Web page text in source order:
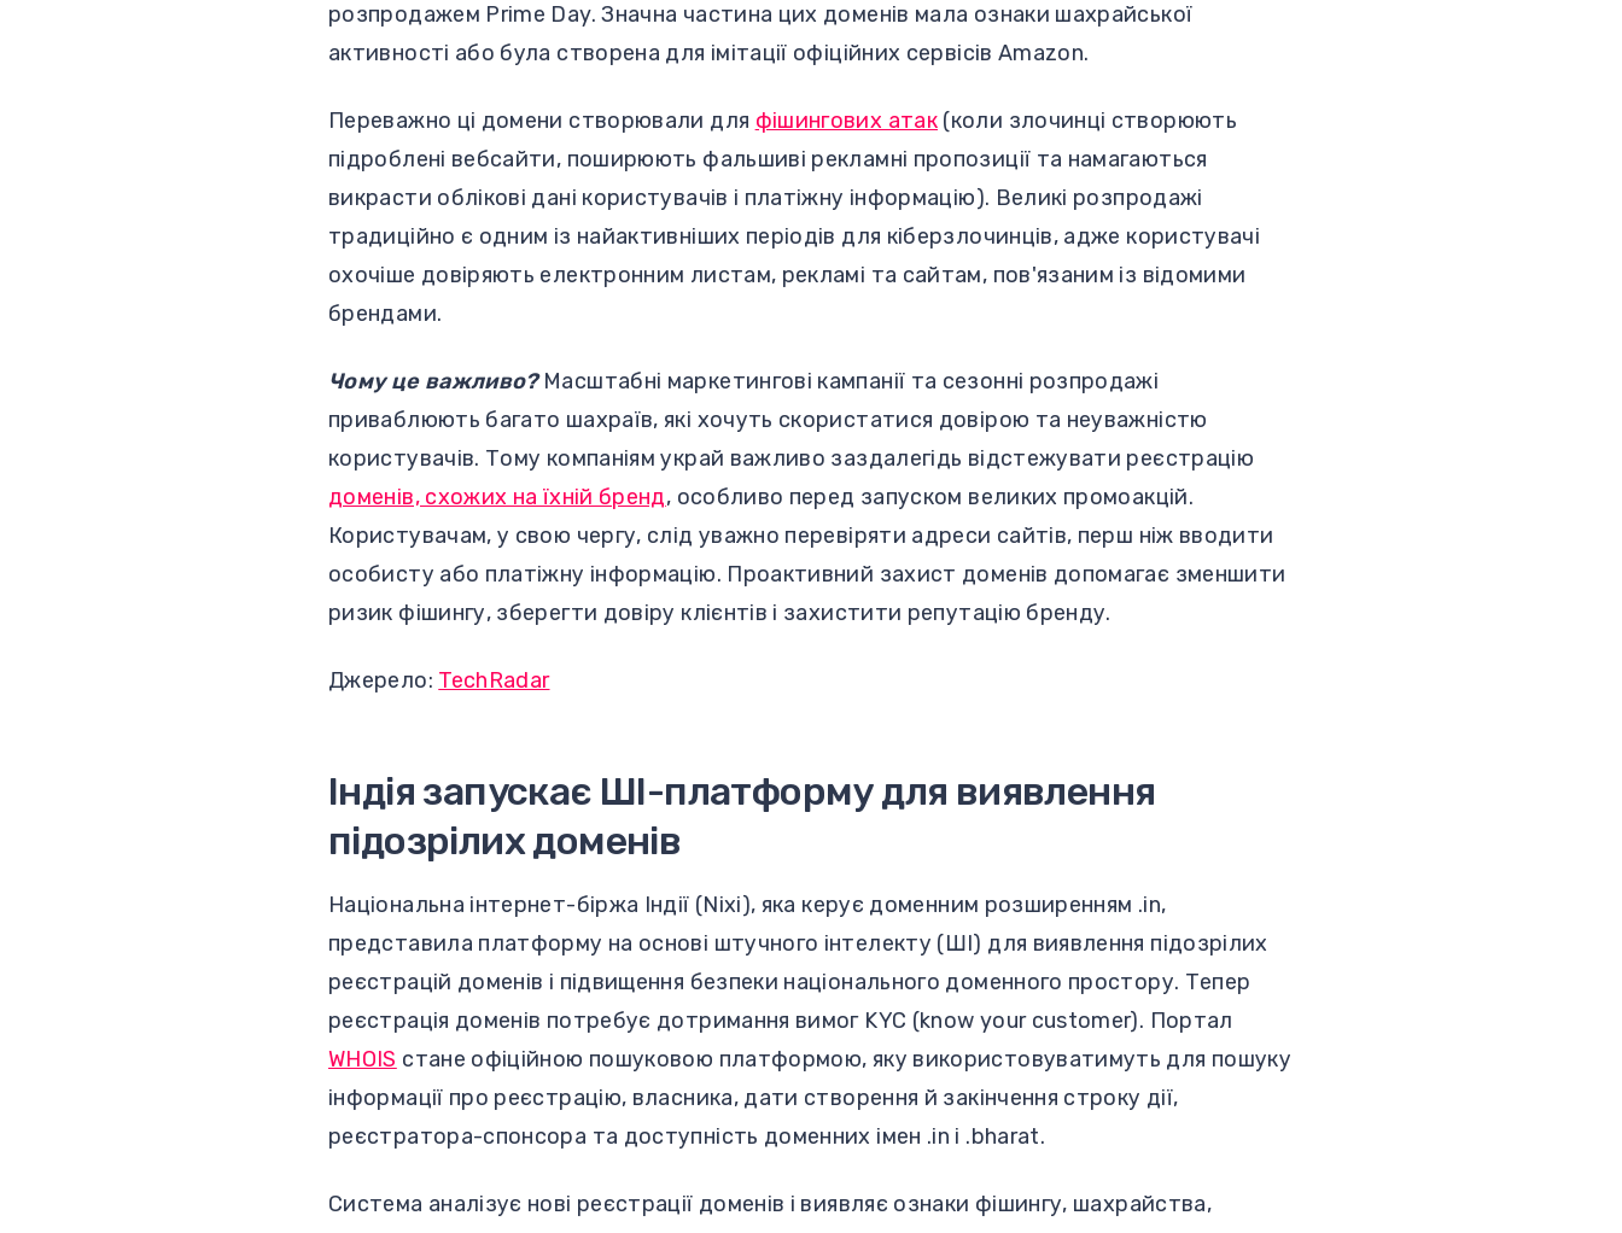
розпродажем Prime Day. Значна частина цих доменів мала ознаки шахрайської
активності або була створена для імітації офіційних сервісів Amazon.
Переважно ці домени створювали для фішингових атак (коли злочинці створюють
підроблені вебсайти, поширюють фальшиві рекламні пропозиції та намагаються
викрасти облікові дані користувачів і платіжну інформацію). Великі розпродажі
традиційно є одним із найактивніших періодів для кіберзлочинців, адже користувачі
охочіше довіряють електронним листам, рекламі та сайтам, пов'язаним із відомими
брендами.
Чому це важливо?Масштабні маркетингові кампанії та сезонні розпродажі
приваблюють багато шахраїв, які хочуть скористатися довірою та неуважністю
користувачів. Тому компаніям украй важливо заздалегідь відстежувати реєстрацію
доменів, схожих на їхній бренд, особливо перед запуском великих промоакцій.
Користувачам, у свою чергу, слід уважно перевіряти адреси сайтів, перш ніж вводити
особисту або платіжну інформацію. Проактивний захист доменів допомагає зменшити
ризик фішингу, зберегти довіру клієнтів і захистити репутацію бренду.
Джерело: TechRadar
Індія запускає ШІ-платформу для виявлення
підозрілих доменів
Національна інтернет-біржа Індії (Nixi), яка керує доменним розширенням .in,
представила платформу на основі штучного інтелекту (ШІ) для виявлення підозрілих
реєстрацій доменів і підвищення безпеки національного доменного простору. Тепер
реєстрація доменів потребує дотримання вимог KYC (know your customer). Портал
WHOIS стане офіційною пошуковою платформою, яку використовуватимуть для пошуку
інформації про реєстрацію, власника, дати створення й закінчення строку дії,
реєстратора-спонсора та доступність доменних імен .in і .bharat.
Система аналізує нові реєстрації доменів і виявляє ознаки фішингу, шахрайства,